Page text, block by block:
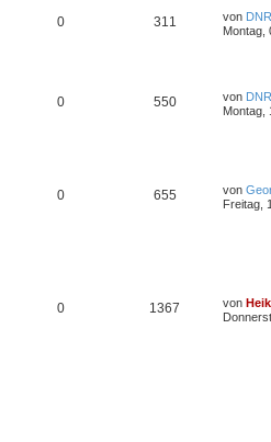
0 311 von
Montag,
0 550 von
Montag,
0 655 von
Freitag,
0 1367 von